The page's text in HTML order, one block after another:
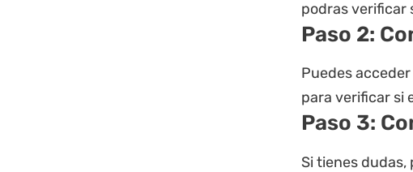
podras verificar
Paso 2:
Puedes
para verificar si
Paso 3:
Si tienes dudas,